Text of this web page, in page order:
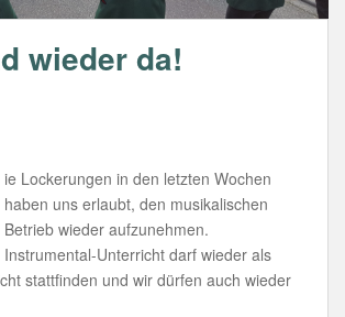
wieder da!
ie Lockerungen in den letzten Wochen
haben uns erlaubt, den musikalischen
Betrieb wieder aufzunehmen.
Instrumental-Unterricht darf wieder als
stattfinden und wir dürfen auch wieder